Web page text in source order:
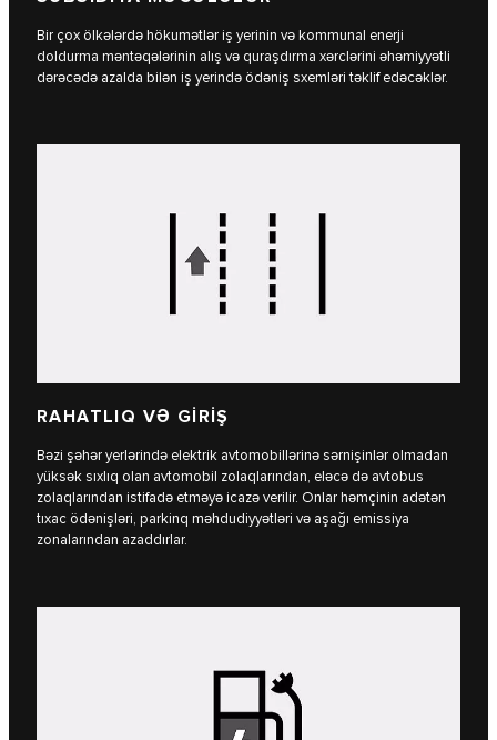
Bir çox ölkələrdə hökumətlər iş yerinin və kommunal enerji
doldurma məntəqələrinin alış və quraşdırma xərclərini əhəmiyyətli
dərəcədə azalda bilən iş yerində ödəniş sxemləri təklif edəcəklər.
RAHATLIQ VƏ GİRİŞ
Bəzi şəhər yerlərində elektrik avtomobillərinə sərnişinlər olmadan
yüksək sıxlıq olan avtomobil zolaqlarından, eləcə də avtobus
zolaqlarından istifadə etməyə icazə verilir. Onlar həmçinin adətən
tıxac ödənişləri, parkinq məhdudiyyətləri və aşağı emissiya
zonalarından azaddırlar.